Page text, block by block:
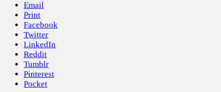
Email
Print
Facebook
Twitter
LinkedIn
Reddit
Tumblr
Pinterest
Pocket